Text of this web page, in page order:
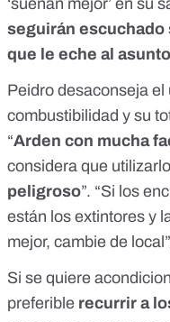
‘suenan mejor’ en su
seguirán
que le eche al asunto
Peidro desaconseja el
combustibilidad y su
“Arden con mucha
considera que
peligroso”. “Si los
están los extintores y
mejor, cambie de
Si se quiere
preferible recurrir a